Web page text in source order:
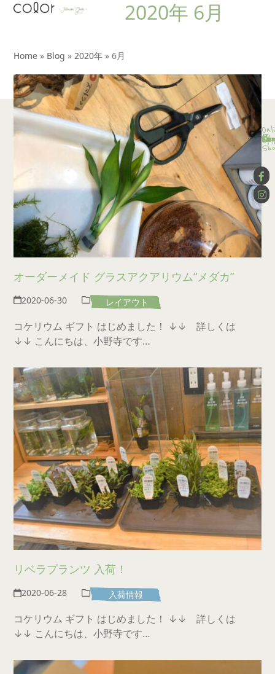
SkipOpen
menu
Close
menu
2020年 6月
Home » Blog »2020年 »6月
オーダーメイド グラスアクアリウム“メダカ”
2020-06-30 レイアウト
コケリウム ギフト はじめました！ ↓↓ 詳しくは
↓↓ こんにちは、小野寺です…
リベラプランツ 入荷！
2020-06-28 入荷情報
コケリウム ギフト はじめました！ ↓↓ 詳しくは
↓↓ こんにちは、小野寺です…
App